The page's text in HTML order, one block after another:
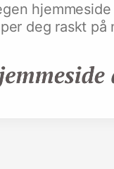
hjemmeside
deg raskt på